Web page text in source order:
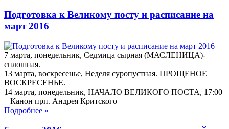
Подготовка к Великому посту и расписание на
март 2016
7 марта, понедельник, Седмица сырная (МАСЛЕНИЦА)-
сплошная.
13 марта, воскресенье, Неделя суропустная. ПРОЩЕНОЕ
ВОСКРЕСЕНЬЕ.
14 марта, понедельник, НАЧАЛО ВЕЛИКОГО ПОСТА, 17:00
– Канон прп. Андрея Критского
Подробнее »